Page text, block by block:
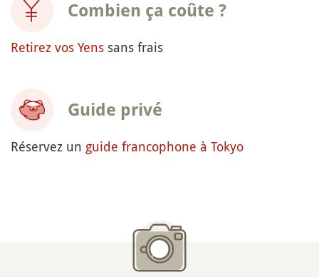
Combien ça coûte ?
Retirez vos Yens sans frais
Guide privé
Réservez un guide francophone à Tokyo